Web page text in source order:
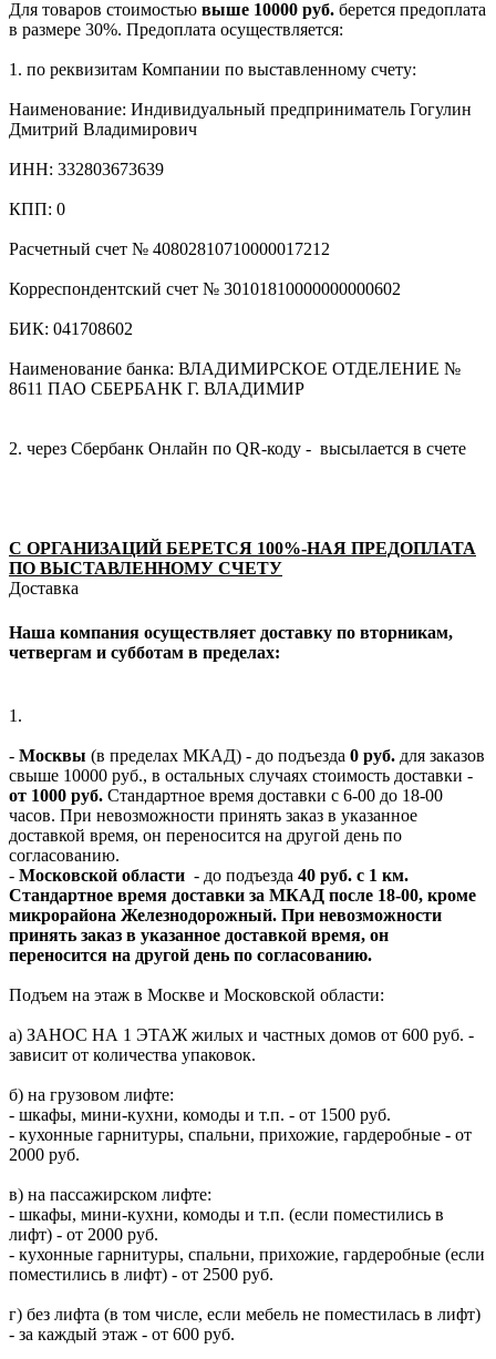
Для товаров стоимостью выше 10000 руб. берется предоплата
в размере 30%. Предоплата осуществляется:
1. по реквизитам Компании по выставленному счету:
Наименование: Индивидуальный предприниматель Гогулин
Дмитрий Владимирович
ИНН: 332803673639
КПП: 0
Расчетный счет № 40802810710000017212
Корреспондентский счет № 30101810000000000602
БИК: 041708602
Наименование банка: ВЛАДИМИРСКОЕ ОТДЕЛЕНИЕ №
8611 ПАО СБЕРБАНК Г. ВЛАДИМИР
2. через Сбербанк Онлайн по QR-коду - высылается в счете
С ОРГАНИЗАЦИЙ БЕРЕТСЯ 100%-НАЯ ПРЕДОПЛАТА
ПО ВЫСТАВЛЕННОМУ СЧЕТУ
Доставка
Наша компания осуществляет доставку по вторникам,
четвергам и субботам в пределах:
1.
- Москвы (в пределах МКАД) - до подъезда 0 руб. для заказов
свыше 10000 руб., в остальных случаях стоимость доставки -
от 1000 руб. Стандартное время доставки с 6-00 до 18-00
часов. При невозможности принять заказ в указанное
доставкой время, он переносится на другой день по
согласованию.
- Московской области - до подъезда 40 руб. с 1 км.
Стандартное время доставки за МКАД после 18-00, кроме
микрорайона Железнодорожный. При невозможности
принять заказ в указанное доставкой время, он
переносится на другой день по согласованию.
Подъем на этаж в Москве и Московской области:
а) ЗАНОС НА 1 ЭТАЖ жилых и частных домов от 600 руб. -
зависит от количества упаковок.
б) на грузовом лифте:
- шкафы, мини-кухни, комоды и т.п. - от 1500 руб.
- кухонные гарнитуры, спальни, прихожие, гардеробные - от
2000 руб.
в) на пассажирском лифте:
- шкафы, мини-кухни, комоды и т.п. (если поместились в
лифт) - от 2000 руб.
- кухонные гарнитуры, спальни, прихожие, гардеробные (если
поместились в лифт) - от 2500 руб.
г) без лифта (в том числе, если мебель не поместилась в лифт)
- за каждый этаж - от 600 руб.